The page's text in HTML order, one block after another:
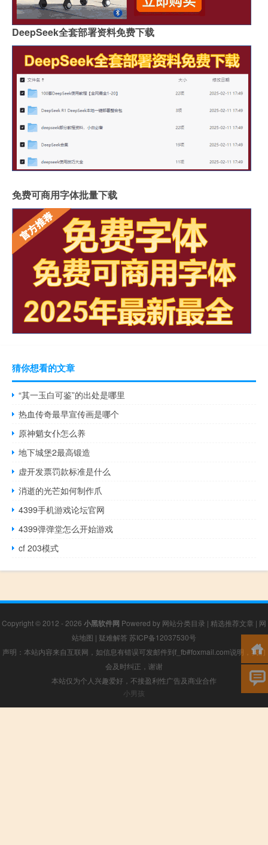
DeepSeek全套部署资料免费下载
免费可商用字体批量下载
猜你想看的文章
“其一玉白可鉴”的出处是哪里
热血传奇最早宣传画是哪个
原神魈女仆怎么养
地下城堡2最高锻造
虚开发票罚款标准是什么
消逝的光芒如何制作爪
4399手机游戏论坛官网
4399弹弹堂怎么开始游戏
cf 203模式
Copyright © 2012 - 2026 小黑软件网 Powered by 网站分类目录 | 精选推荐文章 | 网
站地图 | 疑难解答 苏ICP备12037530号
声明：本站内容来自互联网，如信息有错误可发邮件到f_fb#foxmail.com说明，我们
会及时纠正，谢谢
本站仅为个人兴趣爱好，不接盈利性广告及商业合作
小男孩